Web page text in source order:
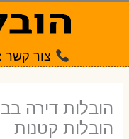
צור קשר :
הובלות דירה
הובלות קטנות